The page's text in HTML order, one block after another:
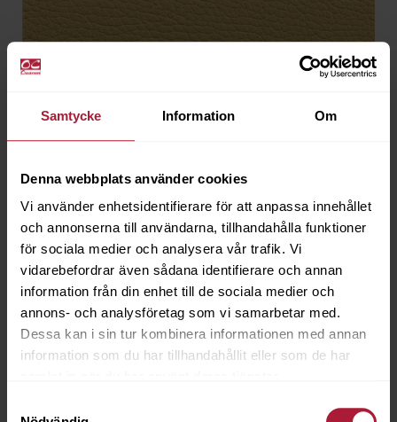
Samtycke Information Om
Denna webbplats använder cookies
Vi använder enhetsidentifierare för att anpassa innehållet
och annonserna till användarna, tillhandahålla funktioner
för sociala medier och analysera vår trafik. Vi
vidarebefordrar även sådana identifierare och annan
information från din enhet till de sociala medier och
annons- och analysföretag som vi samarbetar med.
Dessa kan i sin tur kombinera informationen med annan
information som du har tillhandahållit eller som de har
Classic Dickleder Vanille